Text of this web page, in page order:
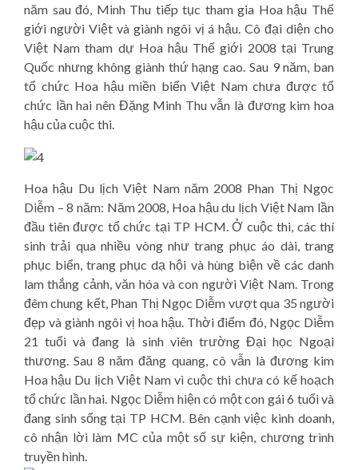
năm sau đó, Minh Thu tiếp tục tham gia Hoa hậu Thế
giới người Việt và giành ngôi vị á hậu. Cô đại diện cho
Việt Nam tham dự Hoa hậu Thế giới 2008 tại Trung
Quốc nhưng không giành thứ hạng cao. Sau 9 năm, ban
tổ chức Hoa hậu miền biển Việt Nam chưa được tổ
chức lần hai nên Đặng Minh Thu vẫn là đương kim hoa
hậu của cuộc thi.
Hoa hậu Du lịch Việt Nam năm 2008 Phan Thị Ngọc
Diễm – 8 năm: Năm 2008, Hoa hậu du lịch Việt Nam lần
đầu tiên được tổ chức tại TP HCM. Ở cuộc thi, các thí
sinh trải qua nhiều vòng như trang phục áo dài, trang
phục biển, trang phục dạ hội và hùng biện về các danh
lam thắng cảnh, văn hóa và con người Việt Nam. Trong
đêm chung kết, Phan Thị Ngọc Diễm vượt qua 35 người
đẹp và giành ngôi vị hoa hậu. Thời điểm đó, Ngọc Diễm
21 tuổi và đang là sinh viên trường Đại học Ngoại
thương. Sau 8 năm đăng quang, cô vẫn là đương kim
Hoa hậu Du lịch Việt Nam vì cuộc thi chưa có kế hoạch
tổ chức lần hai. Ngọc Diễm hiện có một con gái 6 tuổi và
đang sinh sống tại TP HCM. Bên cạnh việc kinh doanh,
cô nhận lời làm MC của một số sự kiện, chương trình
truyền hình.